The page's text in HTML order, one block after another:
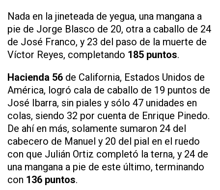
Nada en la jineteada de yegua, una mangana a
pie de Jorge Blasco de 20, otra a caballo de 24
de José Franco, y 23 del paso de la muerte de
Víctor Reyes, completando 185 puntos.
Hacienda 56 de California, Estados Unidos de
América, logró cala de caballo de 19 puntos de
José Ibarra, sin piales y sólo 47 unidades en
colas, siendo 32 por cuenta de Enrique Pinedo.
De ahí en más, solamente sumaron 24 del
cabecero de Manuel y 20 del pial en el ruedo
con que Julián Ortiz completó la terna, y 24 de
una mangana a pie de este último, terminando
con 136 puntos.